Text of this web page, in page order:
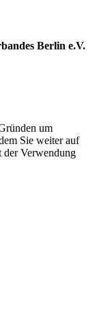
Berlin e.V.
um
Sie weiter auf
der Verwendung